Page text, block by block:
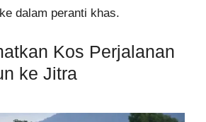
dalam peranti khas.
Kos Perjalanan
ke Jitra